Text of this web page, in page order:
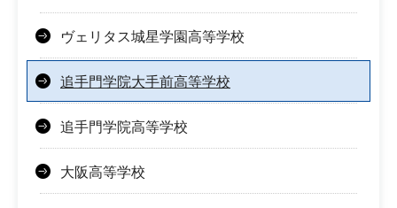
ヴェリタス城星学園高等学校
追手門学院大手前高等学校
追手門学院高等学校
大阪高等学校